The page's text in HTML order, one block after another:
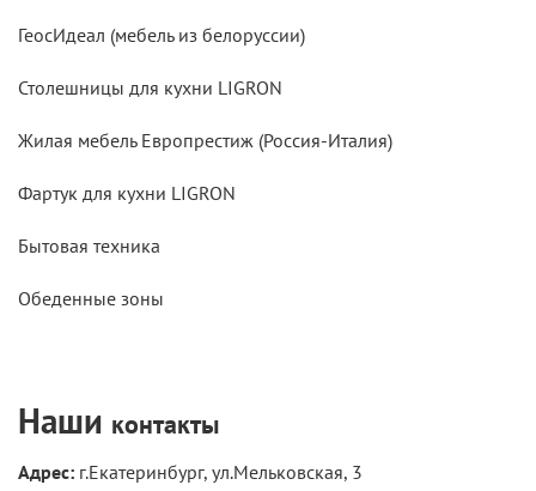
ГеосИдеал (мебель из белоруссии)
Столешницы для кухни LIGRON
Жилая мебель Европрестиж (Россия-Италия)
Фартук для кухни LIGRON
Бытовая техника
Обеденные зоны
Наши контакты
Адрес: г.Екатеринбург, ул.Мельковская, 3